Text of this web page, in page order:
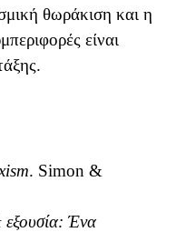
θωράκιση και η
είναι
. Simon &
εξουσία: Ένα